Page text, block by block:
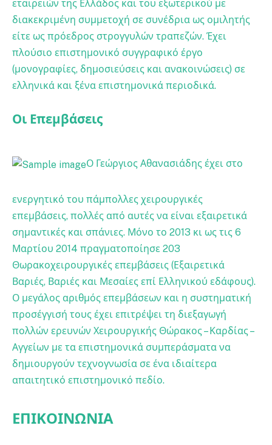
εταιρειών της Ελλάδος και του εξωτερικού με
διακεκριμένη συμμετοχή σε συνέδρια ως ομιλητής
είτε ως πρόεδρος στρογγυλών τραπεζών. Έχει
πλούσιο επιστημονικό συγγραφικό έργο
(μονογραφίες, δημοσιεύσεις και ανακοινώσεις) σε
ελληνικά και ξένα επιστημονικά περιοδικά.
Οι Επεμβάσεις
Ο Γεώργιος Αθανασιάδης έχει στο
ενεργητικό του πάμπολλες χειρουργικές
επεμβάσεις, πολλές από αυτές να είναι εξαιρετικά
σημαντικές και σπάνιες. Μόνο το 2013 κι ως τις 6
Μαρτίου 2014 πραγματοποίησε 203
Θωρακοχειρουργικές επεμβάσεις (Εξαιρετικά
Βαριές, Βαριές και Μεσαίες επί Ελληνικού εδάφους).
Ο μεγάλος αριθμός επεμβάσεων και η συστηματική
προσέγγισή τους έχει επιτρέψει τη διεξαγωγή
πολλών ερευνών Χειρουργικής Θώρακος – Καρδίας –
Αγγείων με τα επιστημονικά συμπεράσματα να
δημιουργούν τεχνογνωσία σε ένα ιδιαίτερα
απαιτητικό επιστημονικό πεδίο.
ΕΠΙΚΟΙΝΩΝΙΑ